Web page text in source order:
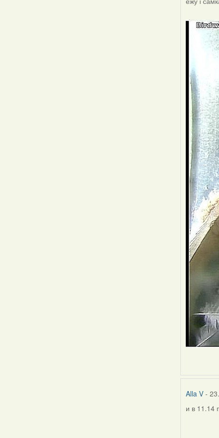
Alla V -
и в 11.14